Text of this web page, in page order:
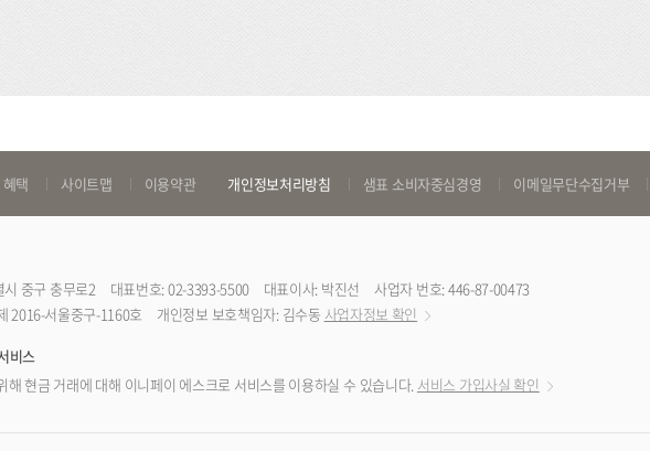
택 사이트맵 이용약관 개인정보처리방침 샘표 소비자중심경영 이메일무단수집거부
중구 충무로2
대표번호: 02-3393-5500 대표이사: 박진선
사업자 번호: 446-87-00473
2016-서울중구-1160호
개인정보 보호책임자: 김수동 사업자정보 확인
비스
해 현금 거래에 대해 이니페이 에스크로 서비스를 이용하실 수 있습니다. 서비스 가입사실 확인